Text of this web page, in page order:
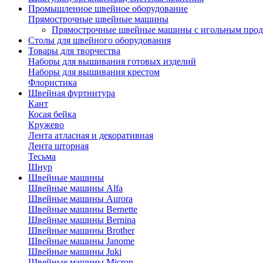
Промышленное швейное оборудование
Прямострочные швейные машины
Прямострочные швейные машины с игольным
Столы для швейного оборудования
Товары для творчества
Наборы для вышивания готовых изделий
Наборы для вышивания крестом
Флористика
Швейная фуртнитура
Кант
Косая бейка
Кружево
Лента aтласная и декоративная
Лента шторная
Тесьма
Шнур
Швейные машины
Швейные машины Alfa
Швейные машины Aurora
Швейные машины Bernette
Швейные машины Bernina
Швейные машины Brother
Швейные машины Janome
Швейные машины Juki